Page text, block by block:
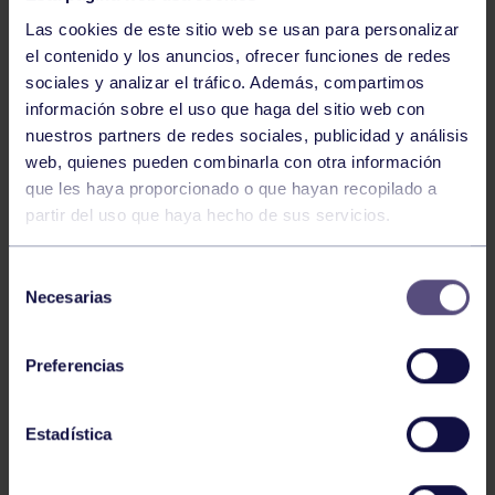
Las cookies de este sitio web se usan para personalizar
el contenido y los anuncios, ofrecer funciones de redes
sociales y analizar el tráfico. Además, compartimos
información sobre el uso que haga del sitio web con
nuestros partners de redes sociales, publicidad y análisis
web, quienes pueden combinarla con otra información
que les haya proporcionado o que hayan recopilado a
partir del uso que haya hecho de sus servicios.
Necesarias
Preferencias
Estadística
Baloncesto
ÚLTIMOS RESULTADOS DE LA SECCIÓN
Baloncesto